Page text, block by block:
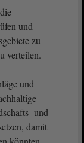
und
zu
verteilen.
und
und
damit